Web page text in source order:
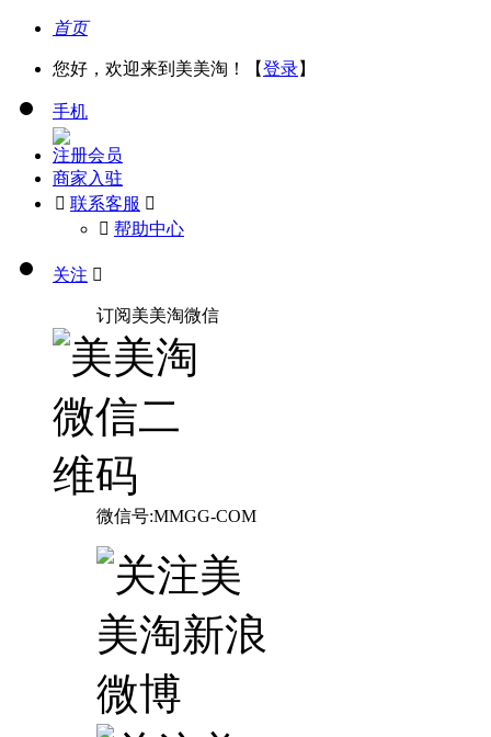
首页
您好，欢迎来到美美淘！【登录】
手机
注册会员
商家入驻
 联系客服 
󰅃 帮助中心
关注 
订阅美美淘微信
微信号:MMGG-COM